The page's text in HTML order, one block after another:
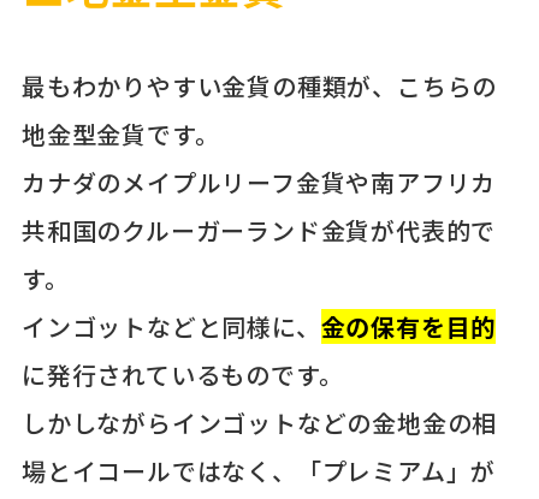
最もわかりやすい金貨の種類が、こちらの
地金型金貨です。
カナダのメイプルリーフ金貨や南アフリカ
共和国のクルーガーランド金貨が代表的で
す。
インゴットなどと同様に、 金の保有を目的
に発行されているものです。
しかしながらインゴットなどの金地金の相
場とイコールではなく、「プレミアム」が